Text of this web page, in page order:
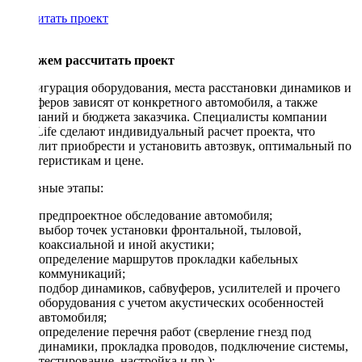
Рассчитать проект
Поможем рассчитать проект
Конфигурация оборудования, места расстановки динамиков и
сабвуферов зависят от конкретного автомобиля, а также
пожеланий и бюджета заказчика. Специалисты компании
DriveLife сделают индивидуальный расчет проекта, что
позволит приобрести и установить автозвук, оптимальный по
характеристикам и цене.
Основные этапы:
предпроектное обследование автомобиля;
выбор точек установки фронтальной, тыловой,
коаксиальной и иной акустики;
определение маршрутов прокладки кабельных
коммуникаций;
подбор динамиков, сабвуферов, усилителей и прочего
оборудования с учетом акустических особенностей
автомобиля;
определение перечня работ (сверление гнезд под
динамики, прокладка проводов, подключение системы,